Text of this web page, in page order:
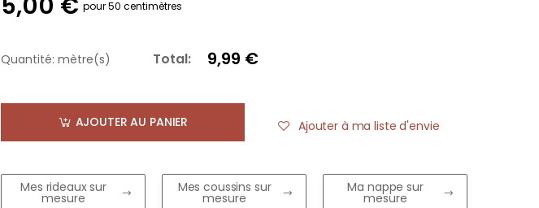
pour 50 centimètres
Quantité: mètre(s) Total: 9,99 €
AJOUTER AU PANIER Ajouter à ma liste d'envie
Mes rideaux sur
mesure
Mes coussins sur
mesure
Ma nappe sur
mesure